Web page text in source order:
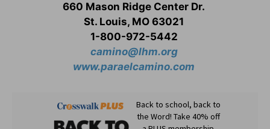
660 Mason Ridge Center Dr.
St. Louis, MO 63021
1-800-972-5442
camino@lhm.org
www.paraelcamino.com